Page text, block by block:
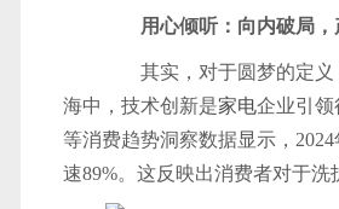
用心倾听：向内破局，
其实，对于圆梦的定义
海中，技术创新是家电企业引领
等消费趋势洞察数据显示，
速89%。这反映出消费者对于洗